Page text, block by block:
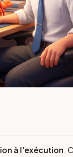
à l'exécution.